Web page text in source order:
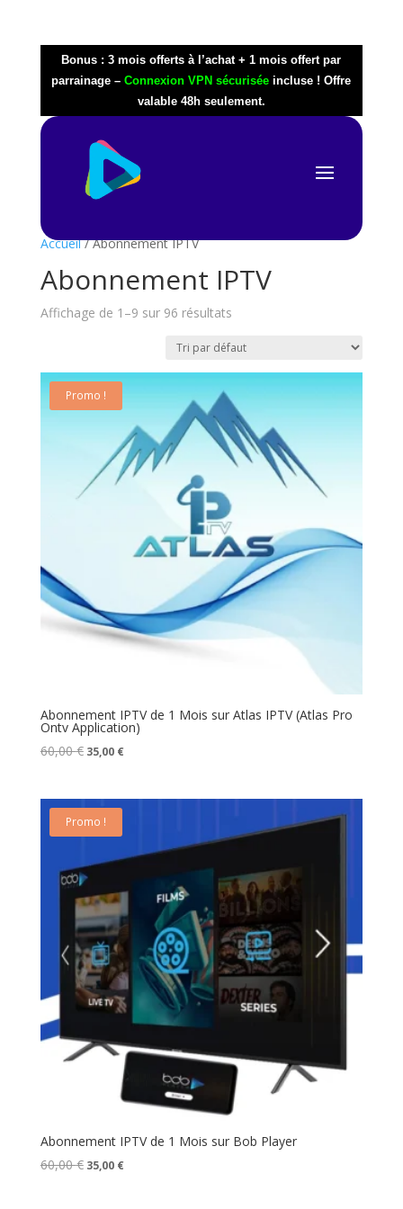
Bonus : 3 mois offerts à l’achat + 1 mois offert par
parrainage –Connexion VPN sécurisée incluse ! Offre
valable 48h seulement.
Accueil/ Abonnement IPTV
Abonnement IPTV
Affichage de 1–9 sur 96 résultats
Promo !
Abonnement IPTV de 1 Mois sur Atlas IPTV (Atlas Pro
Ontv Application)
60,00€ Le
était :
60,00 €.
35,00 €Le
est :
Promo !
Abonnement IPTV de 1 Mois sur Bob Player
60,00€ Le
35,00 €Le